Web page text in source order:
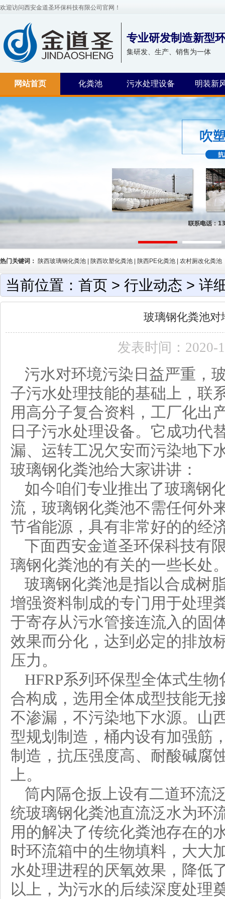
欢迎访问西安金道圣环保科技有限公司官网！
专业研发制造新型
集研发、生产、销售为一体
网站首页 化粪池 污水处理设备 明装新
热门关键词： 陕西玻璃钢化粪池 | 陕西吹塑化粪池 | 陕西PE化粪池 | 农村厕改化粪池
当前位置： 首页 > 行业动态 > 详
玻璃钢化粪池对
发表时间：2020-
污水对环境污染日益严重，
子污水处理技能的基础上，联
用高分子复合资料，工厂化出
日子污水处理设备。它成功代
漏、运转工况欠安而污染地下
玻璃钢化粪池给大家讲讲：
如今咱们专业推出了玻璃钢
流， 玻璃钢化粪池不需任何外
节省能源，具有非常好的的经
下面西安金道圣环保科技有
璃钢化粪池的有关的一些长处
玻璃钢化粪池是指以合成树
增强资料制成的专门用于处理
于寄存从污水管接连流入的固
效果而分化，达到必定的排放
压力。
HFRP系列环保型全体式生
合构成，选用全体成型技能无
不渗漏，不污染地下水源。山
型规划制造，桶内设有加强筋
制造，抗压强度高、耐酸碱腐
上。
筒内隔仓扳上设有二道环流
统玻璃钢化粪池直流泛水为环
用的解决了传统化粪池存在的
时环流箱中的生物填料，大大
水处理进程的厌氧效果，降低
以上，为污水的后续深度处理